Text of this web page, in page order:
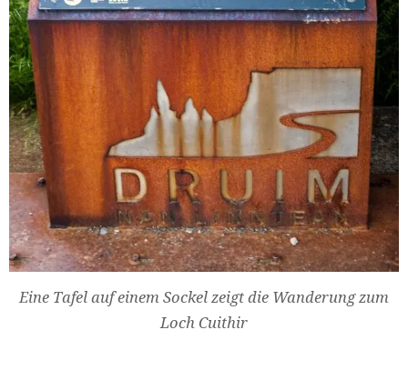
Eine Tafel auf einem Sockel zeigt die Wanderung zum
Loch Cuithir